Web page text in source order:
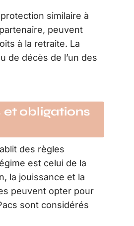
similaire à
peuvent
à la retraite. La
de décès de l’un des
et obligations
des règles
est celui de la
la jouissance et la
peuvent opter pour
sont considérés